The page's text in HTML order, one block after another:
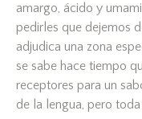
amargo, ácido y
pedirles que dejemos
adjudica una zona
se sabe hace tiempo
receptores para un
de la lengua, pero